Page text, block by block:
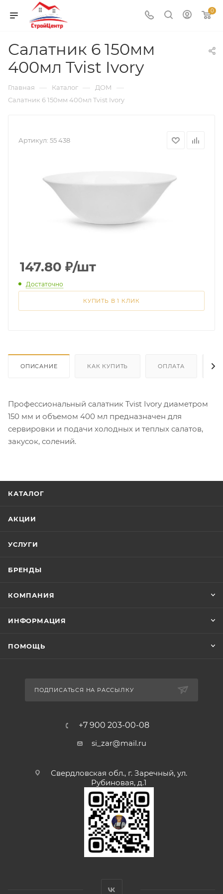
0
Салатник 6 150мм
400мл Tvist Ivory
Главная — Каталог — ДОМ —
Салатник 6 150мм 400мл Tvist Ivory
Артикул: 55 438
147.80 ₽/шт
Достаточно
КУПИТЬ В 1 КЛИК
ОПИСАНИЕ КАК КУПИТЬ ОПЛАТА
Профессиональный салатник Tvist Ivory диаметром
150 мм и объемом 400 мл предназначен для
сервировки и подачи холодных и теплых салатов,
закусок, солений.
КАТАЛОГ
АКЦИИ
УСЛУГИ
БРЕНДЫ
КОМПАНИЯ
ИНФОРМАЦИЯ
ПОМОЩЬ
ПОДПИСАТЬСЯ НА РАССЫЛКУ
+7 900 203-00-08
si_zar@mail.ru
Свердловская обл., г. Заречный, ул.
Рубиновая, д.1